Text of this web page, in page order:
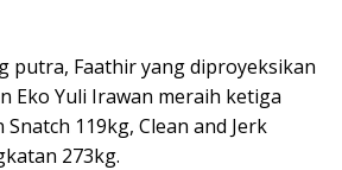
putra, Faathir yang diproyeksikan
Eko Yuli Irawan meraih ketiga
119kg, Clean and Jerk
273kg.